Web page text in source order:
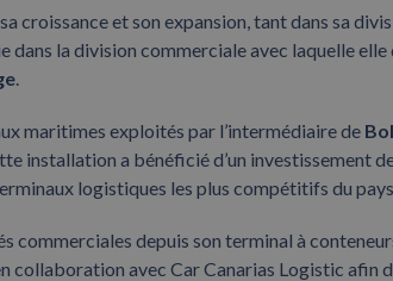
croissance et son expansion, tant dans sa
dans la division commerciale avec laquelle
.
maritimes exploités par l’intermédiaire de
installation a bénéficié d’un investissement
logistiques les plus compétitifs du
depuis son terminal à
collaboration avec Car Canarias Logistic afin